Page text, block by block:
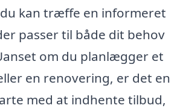
kan træffe en informeret
passer til både dit behov
om du planlægger et
en renovering, er det en
med at indhente tilbud,